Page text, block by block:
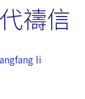
禱信
li